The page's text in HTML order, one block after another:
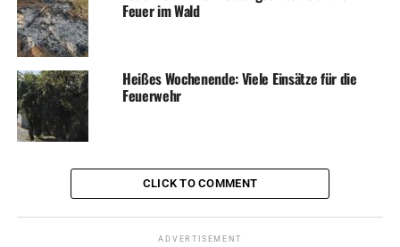
ADVERTISEMENT
Foto: Feuerwehr
RELATED TOPICS: BLAULICHT FEUERWEHR
NEWS
Feuer im Wald
Heißes Wochenende: Viele Einsätze für die
Feuerwehr
CLICK TO COMMENT
ADVERTISEMENT